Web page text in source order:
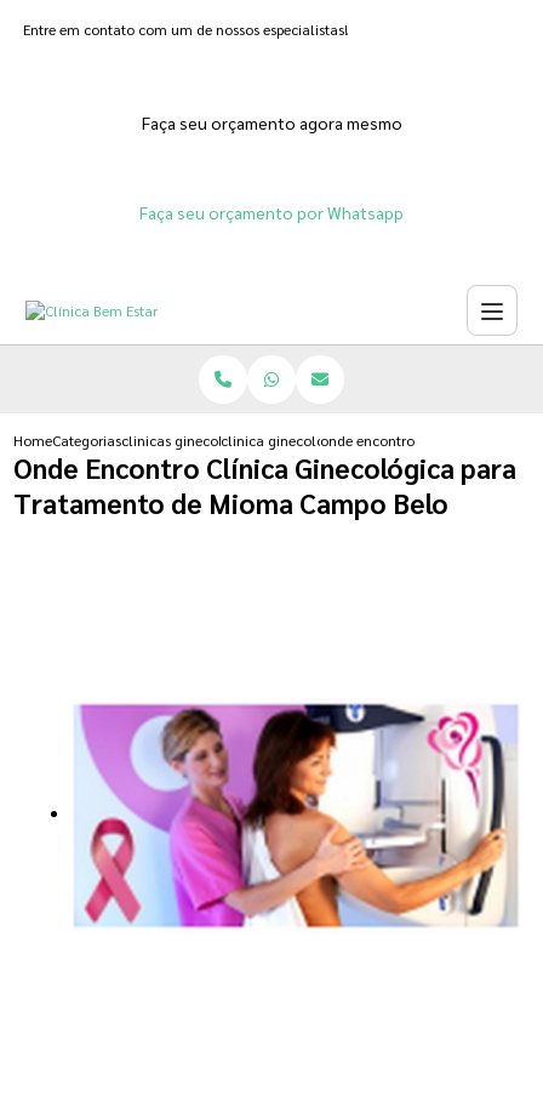
Entre em contato com um de nossos especialistas!
Faça seu orçamento agora mesmo
Faça seu orçamento por Whatsapp
HomeCategoriasclinicas ginecologicasclinica ginecologica para fertilizacao in vitro
onde encontro clinica
Onde Encontro Clínica Ginecológica para
Tratamento de Mioma Campo Belo